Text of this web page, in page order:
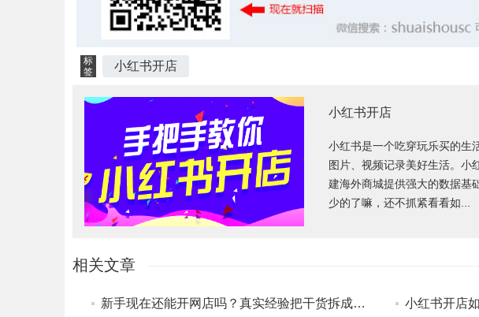
标
签
小红书开店
小红书开店
小红书是一个吃穿玩乐买的生
图片、视频记录美好生活。小
建海外商城提供强大的数据基
少的了嘛，还不抓紧看看如...
相关文章
新手现在还能开网店吗？真实经验把干货拆成你能直接用的
小红书开店